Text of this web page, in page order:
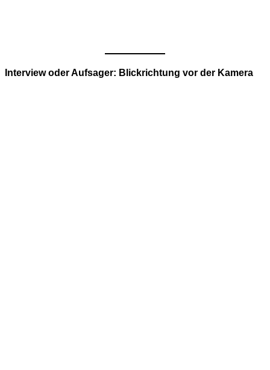
Interview oder Aufsager: Blickrichtung vor der Kamera